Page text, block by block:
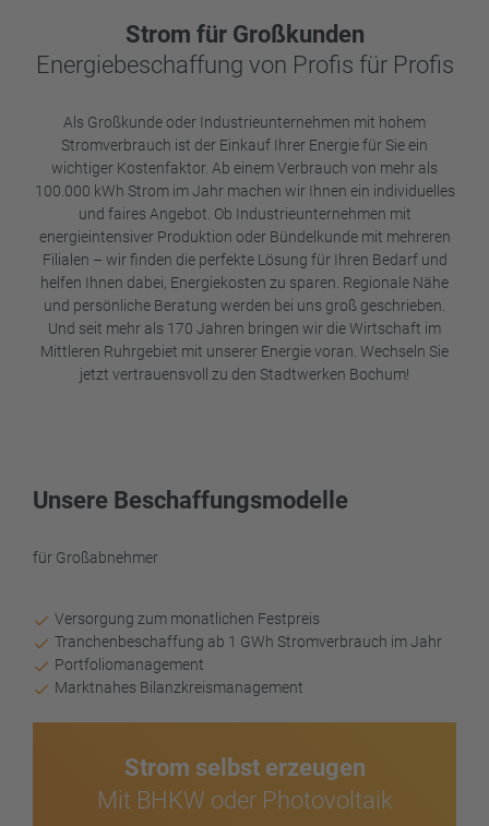
Strom für Großkunden
Energiebeschaffung von Profis für Profis
Als Großkunde oder Industrieunternehmen mit hohem
Stromverbrauch ist der Einkauf Ihrer Energie für Sie ein
wichtiger Kostenfaktor. Ab einem Verbrauch von mehr als
100.000 kWh Strom im Jahr machen wir Ihnen ein individuelles
und faires Angebot. Ob Industrieunternehmen mit
energieintensiver Produktion oder Bündelkunde mit mehreren
Filialen – wir finden die perfekte Lösung für Ihren Bedarf und
helfen Ihnen dabei, Energiekosten zu sparen. Regionale Nähe
und persönliche Beratung werden bei uns groß geschrieben.
Und seit mehr als 170 Jahren bringen wir die Wirtschaft im
Mittleren Ruhrgebiet mit unserer Energie voran. Wechseln Sie
jetzt vertrauensvoll zu den Stadtwerken Bochum!
Unsere Beschaffungsmodelle
für Großabnehmer
Versorgung zum monatlichen Festpreis
Tranchenbeschaffung ab 1 GWh Stromverbrauch im Jahr
Portfoliomanagement
Marktnahes Bilanzkreismanagement
Strom selbst erzeugen
Mit BHKW oder Photovoltaik